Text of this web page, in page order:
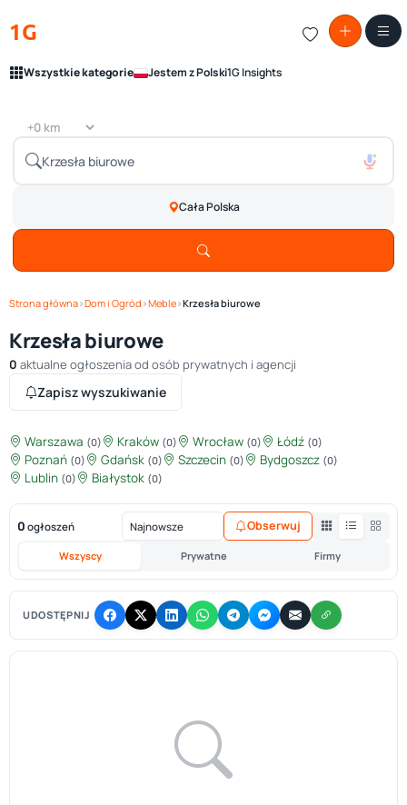
1G
Wszystkie kategorie Jestem z Polski1G Insights
Cała Polska
Strona główna›Dom i Ogród ›Meble›Krzesła biurowe
Krzesła biurowe
0 aktualne ogłoszenia od osób prywatnych i agencji
Zapisz wyszukiwanie
Warszawa (0) Kraków (0) Wrocław (0) Łódź (0)
Poznań (0) Gdańsk (0) Szczecin (0) Bydgoszcz (0)
Lublin (0) Białystok (0)
0 ogłoszeń
Wszyscy Prywatne Firmy
Obserwuj
UDOSTĘPNIJ